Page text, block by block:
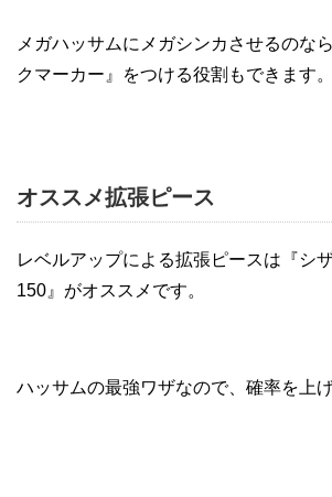
メガハッサムにメガシンカさせるのな
クマーカー』をつける役割もできます。
オススメ拡張ピース
レベルアップによる拡張ピースは『シ
150』がオススメです。
ハッサムの最強ワザなので、確率を上